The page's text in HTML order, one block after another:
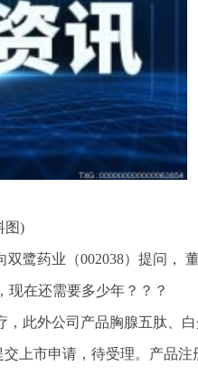
图)
鹭药业（002038）提问，
现在还需要多少年？？？
此外公司产品胸腺五肽、白
上市申请，待受理。产品